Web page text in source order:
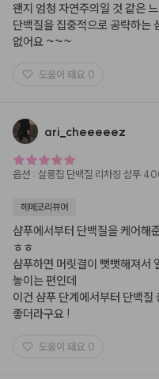
왠지 엄청 자연주의일 것 같은
단백질을 집중적으로 공략하는
없어요 ~~~
도움이 돼요 0
ari cheeeeez
옵션 : 살롱집 단백질 리차징 샴푸
헤메코리뷰어
샴푸에서부터 단백질을 케어해
ㅎㅎ
샴푸하면 머릿결이 뻣뻣해져서
놓이는 편인데
이건 샴푸 단계에서부터 단백질
좋더라구요 !
도움이 돼요 0